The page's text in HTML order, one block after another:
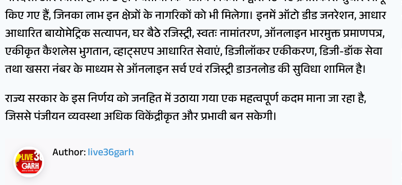
किए गए हैं, जिनका लाभ इन क्षेत्रों के नागरिकों को भी मिलेगा। इनमें ऑटो डीड जनरेशन, आधार
आधारित बायोमेट्रिक सत्यापन, घर बैठे रजिस्ट्री, स्वतः नामांतरण, ऑनलाइन भारमुक्त प्रमाणपत्र,
एकीकृत कैशलेस भुगतान, व्हाट्सएप आधारित सेवाएं, डिजीलॉकर एकीकरण, डिजी-डॉक सेवा
तथा खसरा नंबर के माध्यम से ऑनलाइन सर्च एवं रजिस्ट्री डाउनलोड की सुविधा शामिल है।
राज्य सरकार के इस निर्णय को जनहित में उठाया गया एक महत्वपूर्ण कदम माना जा रहा है,
जिससे पंजीयन व्यवस्था अधिक विकेंद्रीकृत और प्रभावी बन सकेगी।
Author:live36garh